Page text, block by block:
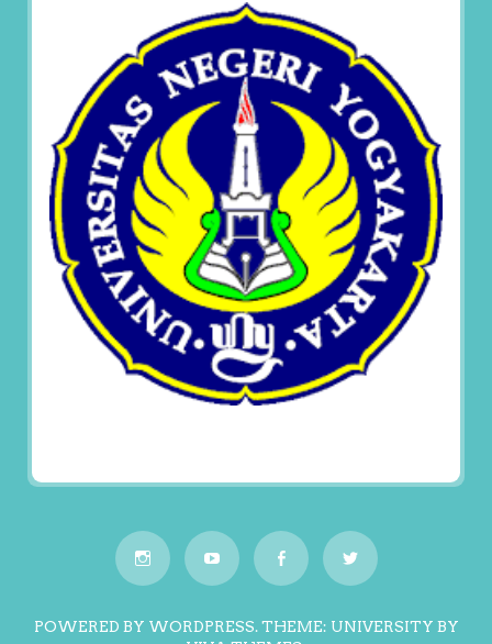
POWERED BY WORDPRESS.THEME: UNIVERSITY BY